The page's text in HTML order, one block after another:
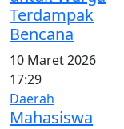
Terdampak
Bencana
10 Maret 2026
17:29
Daerah
Mahasiswa